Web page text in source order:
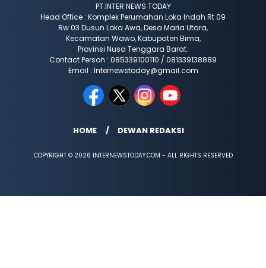
PT.INTER NEWS TODAY
Head Office : Komplek Perumahan Loka Indah Rt 09
Rw 03 Dusun Loka Awa, Desa Maria Utara,
Kecamatan Wawo, Kabupaten Bima,
Provinsi Nusa Tenggara Barat.
Contact Person : 085339100110 / 081339138889
Email : Internewstoday@gmail.com
HOME DEWAN REDAKSI
COPYRIGHT © 2026 INTERNEWSTODAY.COM - ALL RIGHTS RESERVED